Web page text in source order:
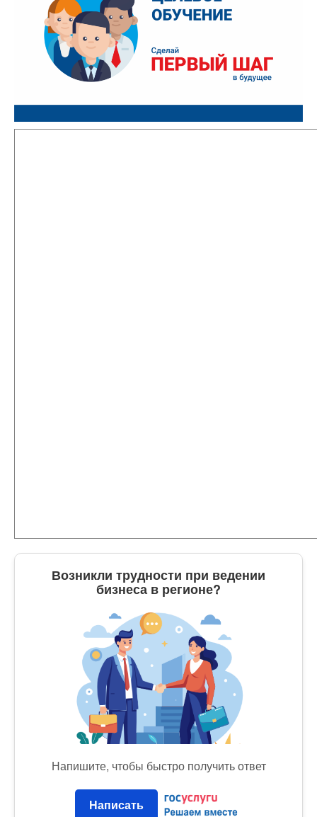
Возникли трудности при ведении
бизнеса в регионе?
Напишите, чтобы быстро получить ответ
Написать